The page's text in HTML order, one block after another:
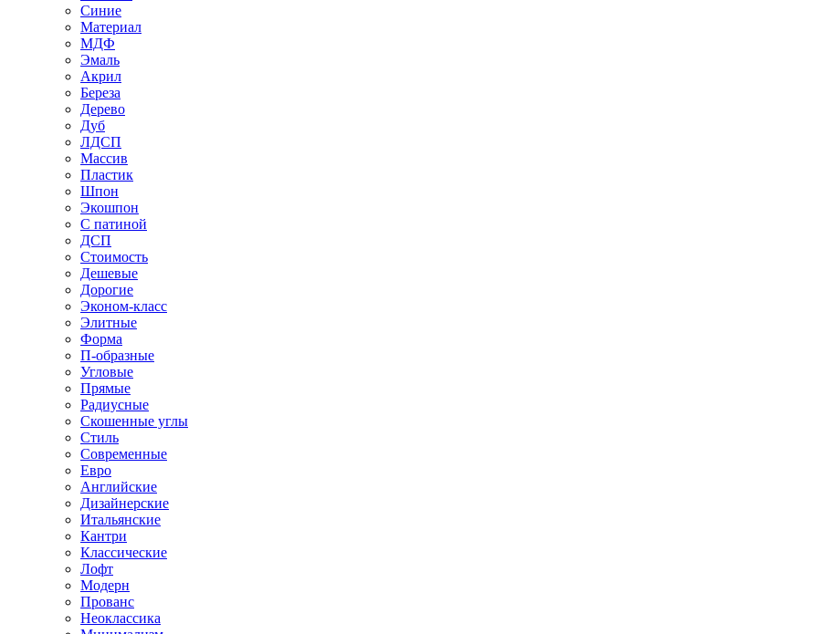
Синие
Материал
МДФ
Эмаль
Акрил
Береза
Дерево
Дуб
ЛДСП
Массив
Пластик
Шпон
Экошпон
С патиной
ДСП
Стоимость
Дешевые
Дорогие
Эконом-класс
Элитные
Форма
П-образные
Угловые
Прямые
Радиусные
Скошенные углы
Стиль
Современные
Евро
Английские
Дизайнерские
Итальянские
Кантри
Классические
Лофт
Модерн
Прованс
Неоклассика